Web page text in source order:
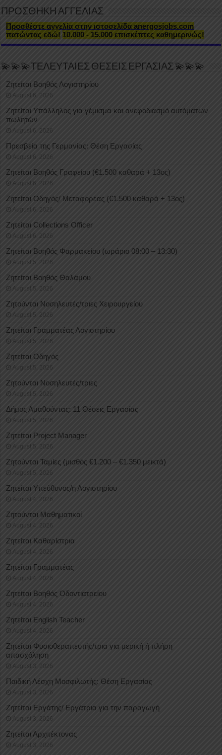
ΠΡΟΣΘΗΚΗ ΑΓΓΕΛΙΑΣ
Προσθέστε αγγελία στην ιστοσελίδα anergosjobs.com
πατώντας εδώ! 10.000 - 15.000 επισκέπτες καθημερινώς!
💫💫💫ΤΕΛΕΥΤΑΙΕΣ ΘΕΣΕΙΣ ΕΡΓΑΣΙΑΣ 💫💫💫
Ζητείται Βοηθός Λογιστηρίου
August 6, 2026
Ζητείται Υπάλληλος για γέμισμα και ανεφοδιασμό αυτόματων
πωλητών
August 6, 2026
Πρεσβεία της Γερμανίας: Θέση Εργασίας
August 6, 2026
Ζητείται Βοηθός Γραφείου (€1.500 καθαρά + 13ος)
August 6, 2026
Ζητείται Οδηγός/ Μεταφορέας (€1.500 καθαρά + 13ος)
August 6, 2026
Ζητείται Collections Officer
August 6, 2026
Ζητείται Βοηθός Φαρμακείου (ωράριο 08:00 – 13:30)
August 5, 2026
Ζητείται Βοηθός Θαλάμου
August 5, 2026
Ζητούνται Νοσηλευτές/τριες Χειρουργείου
August 5, 2026
Ζητείται Γραμματέας Λογιστηρίου
August 5, 2026
Ζητείται Οδηγός
August 5, 2026
Ζητούνται Νοσηλευτές/τριες
August 5, 2026
Δήμος Αμαθούντας: 11 Θέσεις Εργασίας
August 5, 2026
Ζητείται Project Manager
August 5, 2026
Ζητούνται Ταμίες (μισθός €1.200 – €1.350 μεικτά)
August 5, 2026
Ζητείται Υπεύθυνος/η Λογιστηρίου
August 4, 2026
Ζητούνται Μαθηματικοί
August 4, 2026
Ζητείται Καθαρίστρια
August 4, 2026
Ζητείται Γραμματέας
August 4, 2026
Ζητείται Βοηθός Οδοντιατρείου
August 4, 2026
Ζητείται English Teacher
August 4, 2026
Ζητείται Φυσιοθεραπευτής/τρια για μερική ή πλήρη
απασχόληση
August 3, 2026
Παιδική Λέσχη Μοσφιλωτής: Θέση Εργασίας
August 3, 2026
Ζητείται Εργάτης/ Εργάτρια για την παραγωγή
August 3, 2026
Ζητείται Αρχιτέκτονας
August 3, 2026